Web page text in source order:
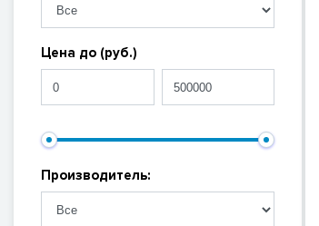
Цена до (руб.)
Производитель: